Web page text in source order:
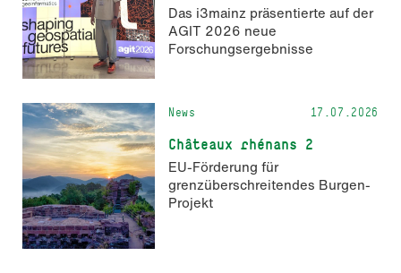
Das i3mainz präsentierte auf der
AGIT 2026 neue
Forschungsergebnisse
News 17.07.2026
Châteaux rhénans 2
EU-Förderung für
grenzüberschreitendes Burgen-
Projekt